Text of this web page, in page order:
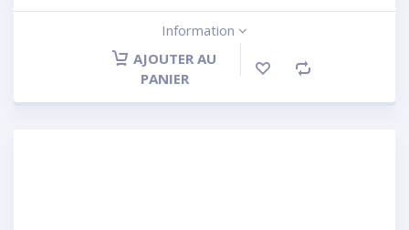
Information
AJOUTER AU
PANIER